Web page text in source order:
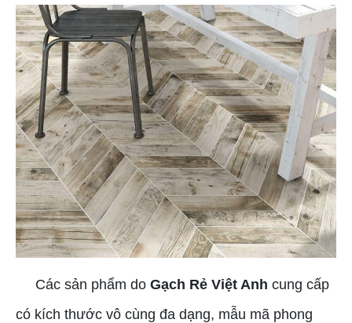
Các sản phẩm do Gạch Rẻ Việt Anh cung cấp
có kích thước vô cùng đa dạng, mẫu mã phong